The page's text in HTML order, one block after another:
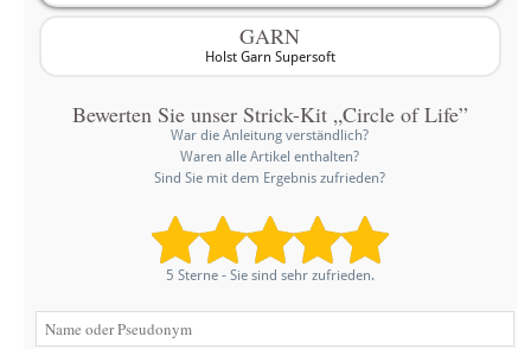
GARN
Holst Garn Supersoft
Bewerten Sie unser Strick-Kit „Circle of Life”
War die Anleitung verständlich?
Waren alle Artikel enthalten?
Sind Sie mit dem Ergebnis zufrieden?
5 Sterne - Sie sind sehr zufrieden.